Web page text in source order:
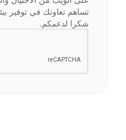
تساهم تعاونك في توفير
شكرا لدعمكم.